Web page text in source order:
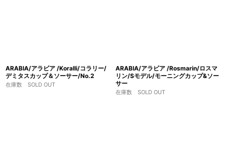
ARABIA/アラビア /Koralli/コラリー/
デミタスカップ＆ソーサー/No.2
在庫数 SOLD OUT
ARABIA/アラビア /Rosmarin/ロスマ
リン/Sモデル/モーニングカップ&ソー
サー
在庫数 SOLD OUT